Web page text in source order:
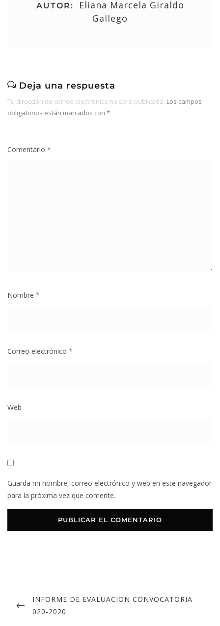
AUTOR:
Eliana Marcela Giraldo
Gallego
Deja una respuesta
Tu dirección de correo electrónico no será publicada. Los campos
obligatorios están marcados con *
Comentario *
Nombre *
Correo electrónico *
Web
Guarda mi nombre, correo electrónico y web en este navegador
para la próxima vez que comente.
INFORME DE EVALUACION CONVOCATORIA
020-2020